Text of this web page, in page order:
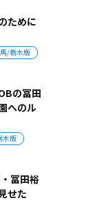
ために
/栃木版
の冨田
へのル
木版
冨田裕
せた